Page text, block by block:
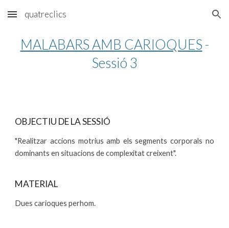
Skip to main content Skip to navigation
quatreclics
MALABARS AMB CARIOQUES -
Sessió 3
OBJECTIU DE LA SESSIÓ
"Realitzar accions motrius amb els segments corporals no
dominants en situacions de complexitat creixent".
MATERIAL
Dues carioques perhom.